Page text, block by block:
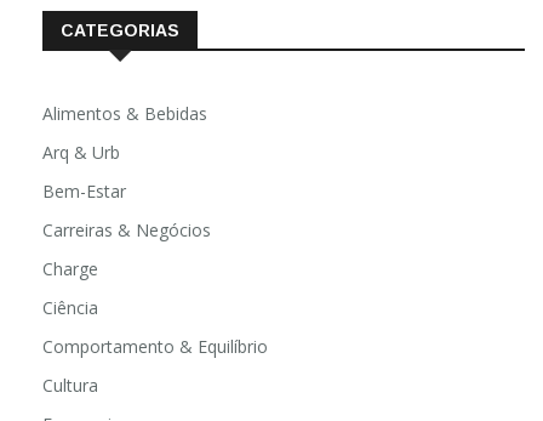
CATEGORIAS
Alimentos & Bebidas
Arq & Urb
Bem-Estar
Carreiras & Negócios
Charge
Ciência
Comportamento & Equilíbrio
Cultura